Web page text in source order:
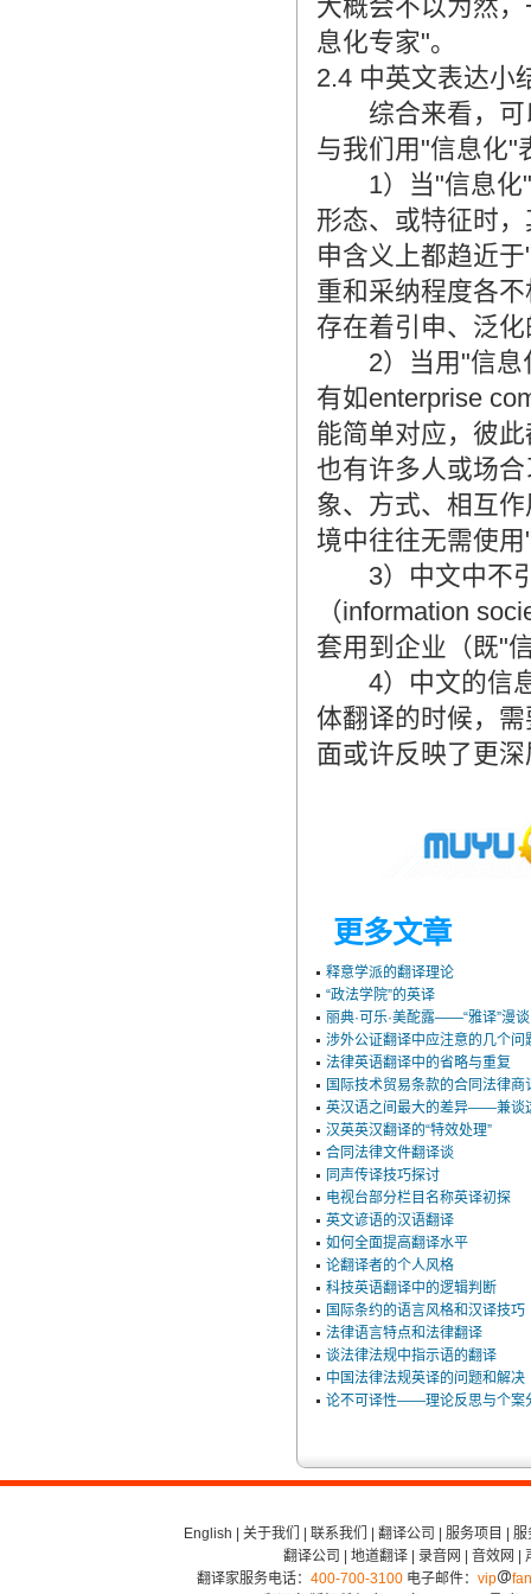
大概会不以为然
息化专家"。
2.4 中英文表达小
综合来看，可
与我们用"信息化"
1）当"信息化"
形态、或特征时
申含义上都趋近
重和采纳程度各
存在着引申、泛
2）当用"信息化
有如enterprise
能简单对应，彼
也有许多人或场
象、方式、相互
境中往往无需使
3）中文中不引
（information
套用到企业（既"
4）中文的信息
体翻译的时候，
面或许反映了更
更多文章
释意学派的翻译理论
“政法学院”的英译
丽典·可乐·美酡露——“雅译”漫谈
涉外公证翻译中应注意的几个问
法律英语翻译中的省略与重复
国际技术贸易条款的合同法律商
英汉语之间最大的差异——兼谈
汉英英汉翻译的“特效处理”
合同法律文件翻译谈
同声传译技巧探讨
电视台部分栏目名称英译初探
英文谚语的汉语翻译
如何全面提高翻译水平
论翻译者的个人风格
科技英语翻译中的逻辑判断
国际条约的语言风格和汉译技巧
法律语言特点和法律翻译
谈法律法规中指示语的翻译
中国法律法规英译的问题和解决
论不可译性——理论反思与个案
English 关于我们 联系我们 翻译公司 服务项目
服
翻译公司
地道翻译| 录音网 音效网
翻译家服务电话： 400-700-3100电子邮件： vip